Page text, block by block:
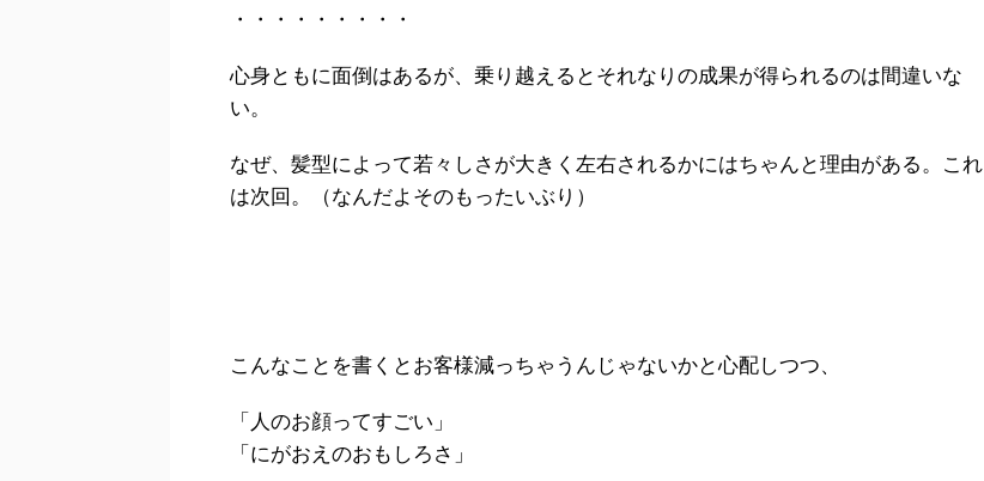
・・・・・・・・・
心身ともに面倒はあるが、乗り越えるとそれなりの成果が得られるのは間違いな
い。
なぜ、髪型によって若々しさが大きく左右されるかにはちゃんと理由がある。これ
は次回。（なんだよそのもったいぶり）
こんなことを書くとお客様減っちゃうんじゃないかと心配しつつ、
「人のお顔ってすごい」
「にがおえのおもしろさ」